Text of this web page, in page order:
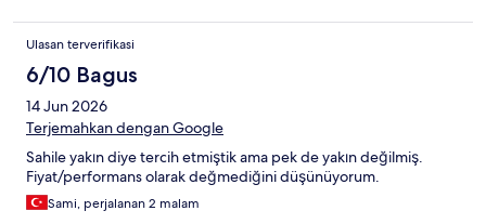
Ulasan terverifikasi
6/10 Bagus
14 Jun 2026
Terjemahkan dengan Google
Sahile yakın diye tercih etmiştik ama pek de yakın değilmiş.
Fiyat/performans olarak değmediğini düşünüyorum.
Sami, perjalanan 2 malam